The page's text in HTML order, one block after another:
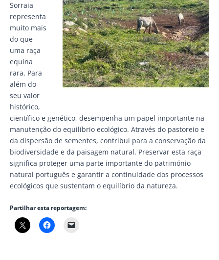
Sorraia
representa
muito mais
do que
uma raça
equina
rara. Para
além do
seu valor
histórico,
científico e genético, desempenha um papel importante na
manutenção do equilíbrio ecológico. Através do pastoreio e
da dispersão de sementes, contribui para a conservação da
biodiversidade e da paisagem natural. Preservar esta raça
significa proteger uma parte importante do património
natural português e garantir a continuidade dos processos
ecológicos que sustentam o equilíbrio da natureza.
Partilhar esta reportagem: